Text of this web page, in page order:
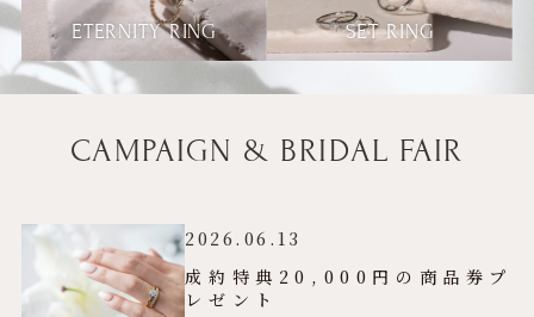
ETERNITY RING SET RING
CAMPAIGN & BRIDAL FAIR
2026.06.13
成約特典20,000円の商品券プ
レゼント